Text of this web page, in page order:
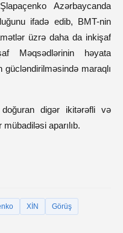
Azərbaycanda
ifadə edib, BMT-nin
üzrə daha da inkişaf
Məqsədlərinin həyata
gücləndirilməsində maraqlı
doğuran digər ikitərəfli və
aparılıb.
XİN
Görüş